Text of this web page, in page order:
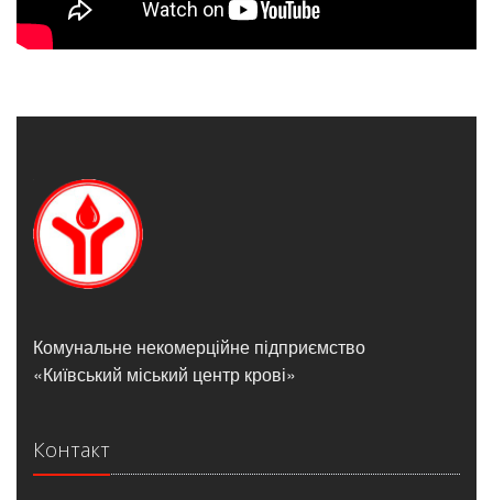
Комунальне некомерційне підприємство
«Київський міський центр крові»
Контакт